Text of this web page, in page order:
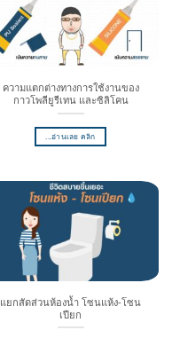
ความแตกต่างทางการใช้งานของ
กาวโพลียูรีเทน และซิลิโคน
...อ่านเลย คลิก
แยกสัดส่วนห้องน้ำ โซนแห้ง-โซน
เปียก